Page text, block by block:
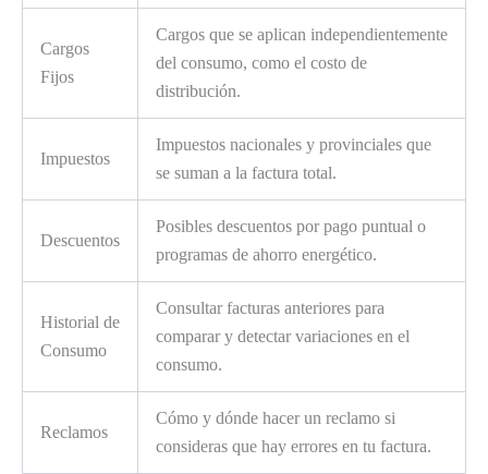
Cargos
Fijos
Cargos que se aplican independientemente
del consumo, como el costo de
distribución.
Impuestos
Impuestos nacionales y provinciales que
se suman a la factura total.
Descuentos
Posibles descuentos por pago puntual o
programas de ahorro energético.
Historial de
Consumo
Consultar facturas anteriores para
comparar y detectar variaciones en el
consumo.
Reclamos
Cómo y dónde hacer un reclamo si
consideras que hay errores en tu factura.